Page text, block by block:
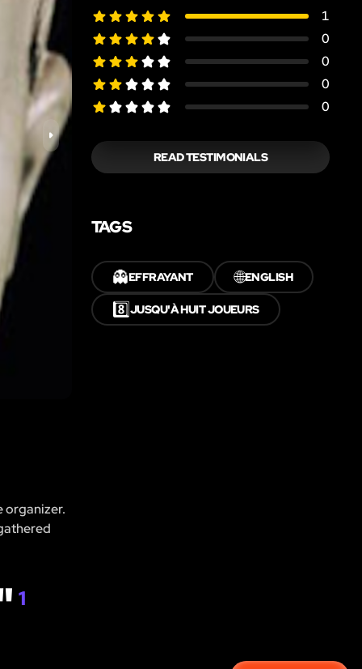
organizer.
1
0
0
0
0
READ TESTIMONIALS
TAGS
👻EFFRAYANT 🌐ENGLISH
8️⃣JUSQU'À HUIT JOUEURS
1